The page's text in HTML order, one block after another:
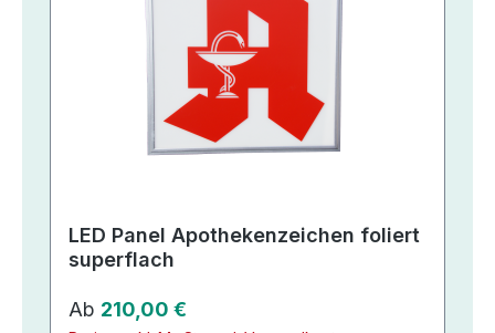
LED Panel Apothekenzeichen foliert
superflach
Regulärer Preis:
Ab 210,00 €